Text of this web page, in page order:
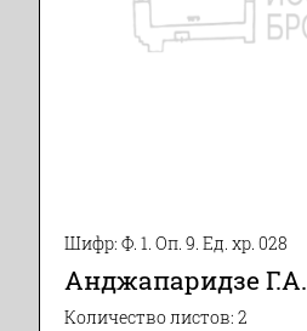
Шифр: Ф. 1. Оп. 9. Ед. хр. 028
Анджапаридзе Г.А.
Количество листов: 2